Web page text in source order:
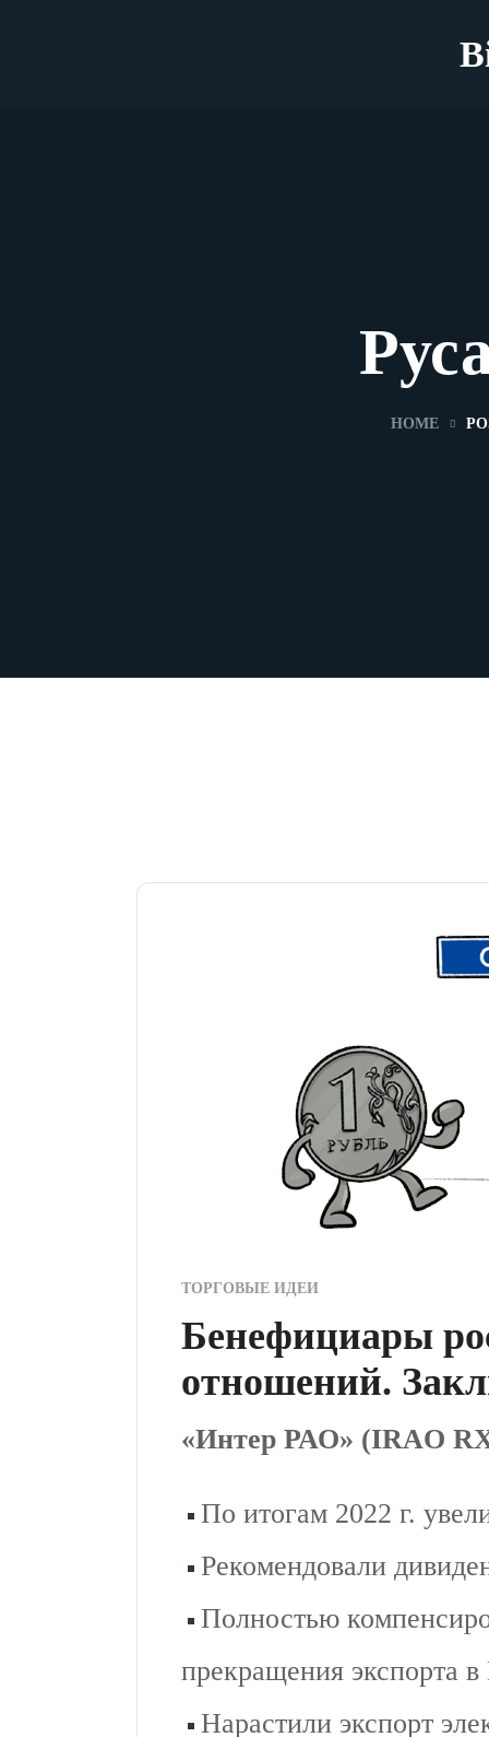
HOME
ТОРГОВЫЕ ИДЕИ
Бенефициары
отношений.
«Интер РАО» (IRAO
По итогам 2022 г.
Рекомендовали
Полностью
прекращения экспорта
Нарастили экспорт